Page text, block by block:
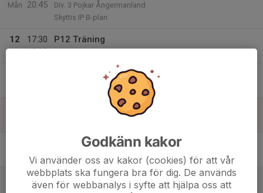
Mån
20:45
Div. 3 Pojkar Ångermanland
Skyttis IP B-plan
12
17:30
19:00
P12 Träning
14:00
15:30
P12 träning
Konstgräs Olympia
Godkänn kakor
Vi använder oss av kakor (cookies) för att vår
webbplats ska fungera bra för dig. De används
även för webbanalys i syfte att hjälpa oss att